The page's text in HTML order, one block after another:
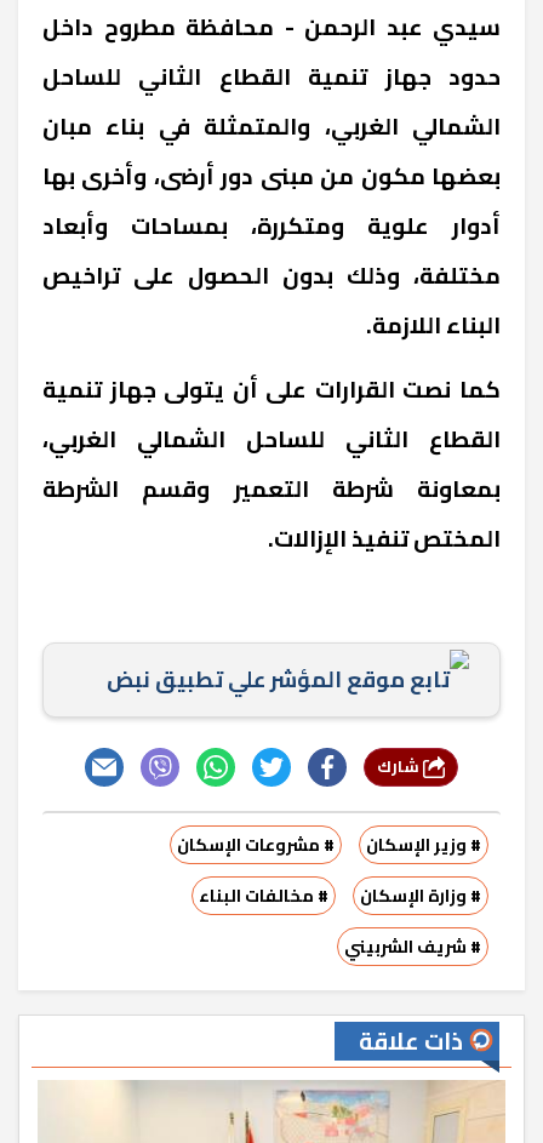
سيدي عبد الرحمن - محافظة مطروح داخل
حدود جهاز تنمية القطاع الثاني للساحل
الشمالي الغربي، والمتمثلة في بناء مبان
بعضها مكون من مبنى دور أرضى، وأخرى بها
أدوار علوية ومتكررة، بمساحات وأبعاد
مختلفة، وذلك بدون الحصول على تراخيص
البناء اللازمة.
كما نصت القرارات على أن يتولى جهاز تنمية
القطاع الثاني للساحل الشمالي الغربي،
بمعاونة شرطة التعمير وقسم الشرطة
المختص تنفيذ الإزالات.
تابع موقع المؤشر علي تطبيق نبض
# وزير الإسكان
# مشروعات الإسكان
# وزارة الإسكان
# مخالفات البناء
# شريف الشربيني
ذات علاقة